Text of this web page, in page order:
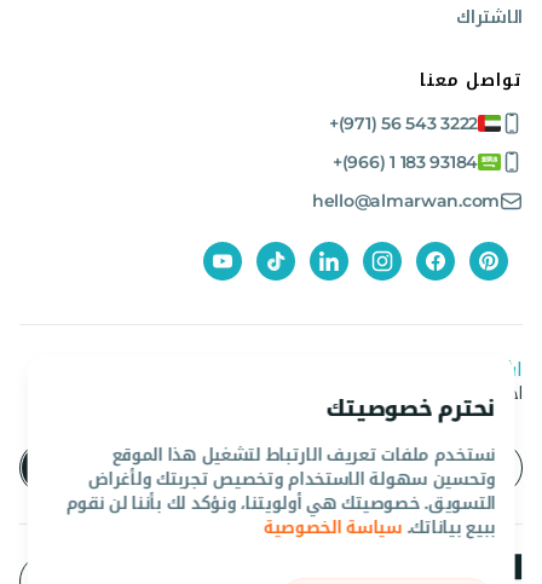
نحترم خصوصيتك
نستخدم ملفات تعريف الارتباط لتشغيل هذا الموقع
وتحسين سهولة الاستخدام وتخصيص تجربتك ولأغراض
التسويق. خصوصيتك هي أولويتنا، ونؤكد لك بأننا لن نقوم
ببيع بياناتك. سياسة الخصوصية
الاشتراك
تواصل معنا
+(971) 56 543 3222
+(966) 1 183 93184
hello@almarwan.com
اشترك في نشرتنا الإخبارية
احصل على آخر العروض والأخبار من المروان